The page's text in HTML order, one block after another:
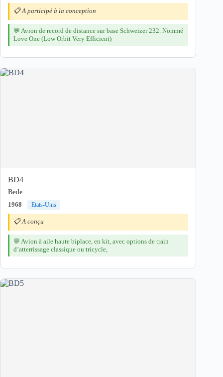
📋 A participé à la conception
💬 Avion de record de distance sur base Schweizer 232. Nommé
Love One (Low Orbit Very Efficient)
BD4
Bede
1968
Etats-Unis
📋 A conçu
💬 Avion à aile haute biplace, en kit, avec options de train
d’atterrissage classique ou tricycle,